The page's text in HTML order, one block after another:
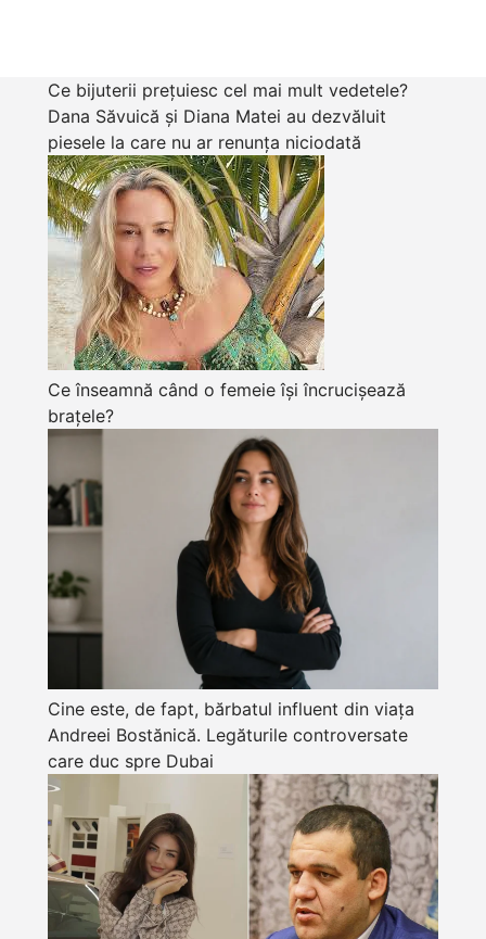
Ce bijuterii prețuiesc cel mai mult vedetele?
Dana Săvuică și Diana Matei au dezvăluit
piesele la care nu ar renunța niciodată
Ce înseamnă când o femeie își încrucișează
brațele?
Cine este, de fapt, bărbatul influent din viața
Andreei Bostănică. Legăturile controversate
care duc spre Dubai